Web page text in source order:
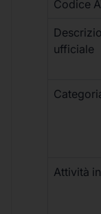
Codice
ufficiale
Attività